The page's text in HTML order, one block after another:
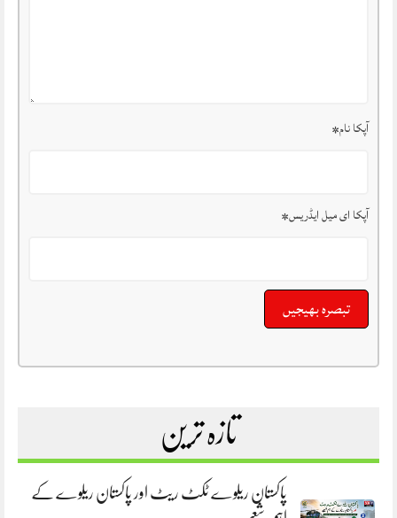
آپکا نام*
آپکا ای میل ایڈریس*
تازہ ترین
پاکستان ریلوے ٹکٹ ریٹ اور پاکستان ریلوے کے